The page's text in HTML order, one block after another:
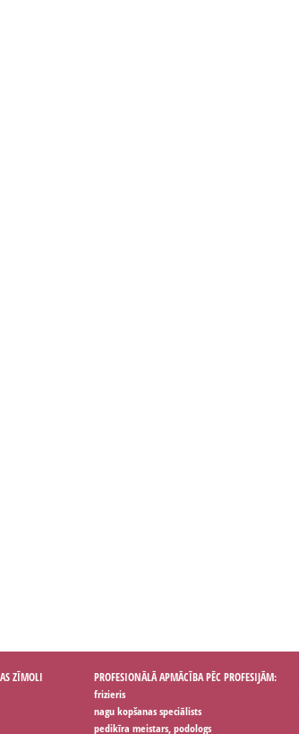
ZĪMOLI
PROFESIONĀLĀ APMĀCĪBA PĒC PROFESIJĀM:
frizieris
nagu kopšanas speciālists
pedikīra meistars, podologs